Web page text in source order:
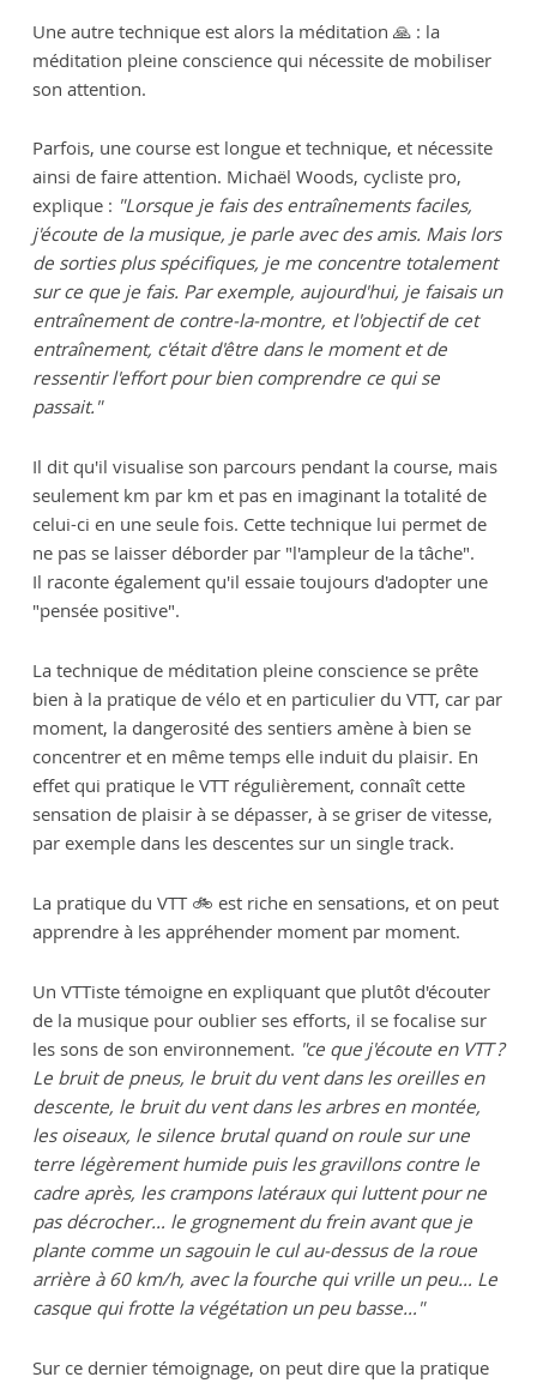
Une autre technique est alors la méditation 🙏 : la
méditation pleine conscience qui nécessite de mobiliser
son attention.
Parfois, une course est longue et technique, et nécessite
ainsi de faire attention. Michaël Woods, cycliste pro,
explique : "Lorsque je fais des entraînements faciles,
j'écoute de la musique, je parle avec des amis. Mais lors
de sorties plus spécifiques, je me concentre totalement
sur ce que je fais. Par exemple, aujourd'hui, je faisais un
entraînement de contre-la-montre, et l'objectif de cet
entraînement, c'était d'être dans le moment et de
ressentir l'effort pour bien comprendre ce qui se
passait."
Il dit qu'il visualise son parcours pendant la course, mais
seulement km par km et pas en imaginant la totalité de
celui-ci en une seule fois. Cette technique lui permet de
ne pas se laisser déborder par "l'ampleur de la tâche".
Il raconte également qu'il essaie toujours d'adopter une
"pensée positive".
La technique de méditation pleine conscience se prête
bien à la pratique de vélo et en particulier du VTT, car par
moment, la dangerosité des sentiers amène à bien se
concentrer et en même temps elle induit du plaisir. En
effet qui pratique le VTT régulièrement, connaît cette
sensation de plaisir à se dépasser, à se griser de vitesse,
par exemple dans les descentes sur un single track.
La pratique du VTT 🚲 est riche en sensations, et on peut
apprendre à les appréhender moment par moment.
Un VTTiste témoigne en expliquant que plutôt d'écouter
de la musique pour oublier ses efforts, il se focalise sur
les sons de son environnement. "ce que j'écoute en VTT ?
Le bruit de pneus, le bruit du vent dans les oreilles en
descente, le bruit du vent dans les arbres en montée,
les oiseaux, le silence brutal quand on roule sur une
terre légèrement humide puis les gravillons contre le
cadre après, les crampons latéraux qui luttent pour ne
pas décrocher… le grognement du frein avant que je
plante comme un sagouin le cul au-dessus de la roue
arrière à 60 km/h, avec la fourche qui vrille un peu… Le
casque qui frotte la végétation un peu basse…"
Sur ce dernier témoignage, on peut dire que la pratique